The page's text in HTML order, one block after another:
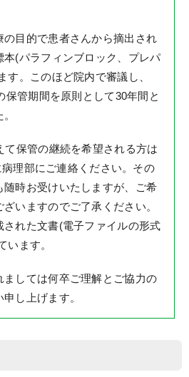
目的で患者さんから摘出され
本(パラフィンブロック、プレパ
す。このほど院内で審議し、
保管期間を原則として30年間と
て保管の継続を希望される方は
理部にご連絡ください。その
時お受けいたしますが、ご希
いますのでご了承ください。
された文書(電子ファイルの形式
います。
ましては何卒ご理解とご協力の
し上げます。